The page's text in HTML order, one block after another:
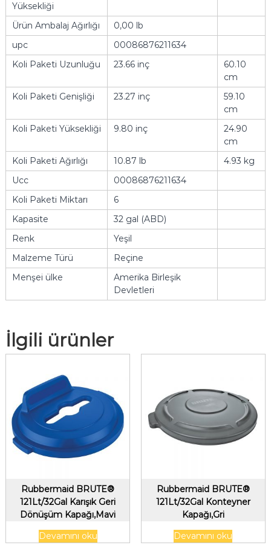
Yüksekliği
Ürün Ambalaj Ağırlığı
0,00 lb
upc
00086876211634
Koli Paketi Uzunluğu
23.66 inç
60.10
cm
Koli Paketi Genişliği
23.27 inç
59.10
cm
Koli Paketi Yüksekliği
9.80 inç
24.90
cm
Koli Paketi Ağırlığı
10.87 lb
4.93 kg
Ucc
00086876211634
Koli Paketi Miktarı
6
Kapasite
32 gal (ABD)
Renk
Yeşil
Malzeme Türü
Reçine
Menşei ülke
Amerika Birleşik
Devletleri
İlgili ürünler
Rubbermaid BRUTE®
121Lt/32Gal Karışık Geri
Dönüşüm Kapağı,Mavi
Devamını oku
Rubbermaid BRUTE®
121Lt/32Gal Konteyner
Kapağı,Gri
Devamını oku